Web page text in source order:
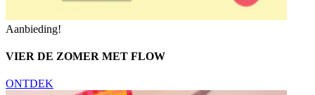
Aanbieding!
VIER DE ZOMER MET FLOW
ONTDEK